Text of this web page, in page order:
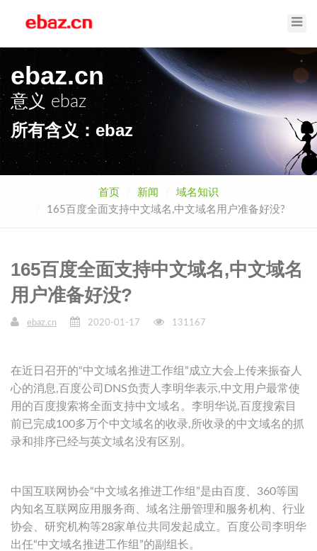
ebaz.cn
意义
ebaz
所有含义：ebaz
首页 新闻
域名知识
165百度全面支持中文域名,中文域名用户准备好没?
165百度全面支持中文域名,中文域名
用户准备好没?
ebaz.cn 2020-01-17 131167
在近日召开的“中文域名推进工作组”成立大会上传来振奋人
心的消息,百度公司DNS负责人李明华表示,中文用户最常使
用的百度搜索将全面支持中文域名。李明华说,百度搜索目
前已完成100多万个中文域名的收录,所收录的中文域名的抓
录和排序已经与英文域名没有区别。
中国互联网协会“中文域名推进工作组”是由百度、360等国
内知名互联网应用服务商、域名注册管理和服务机构、行业
协会、研究机构等28家单位共同发起成立。百度公司李明华
出任“中文域名推进工作组”的副组长。